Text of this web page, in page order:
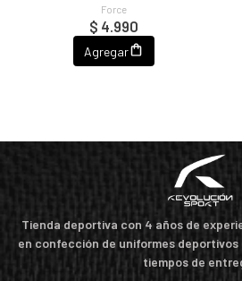
Force
$ 4.990
Agregar
Tienda deportiva con 4 años de
en confección de uniformes
tiempos de